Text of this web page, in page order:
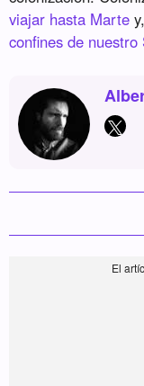
viajar hasta Marte
confines de